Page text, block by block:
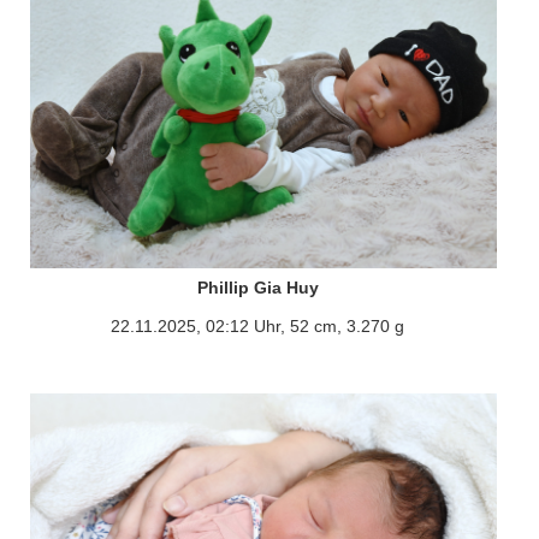
Phillip Gia Huy
22.11.2025, 02:12 Uhr, 52 cm, 3.270 g